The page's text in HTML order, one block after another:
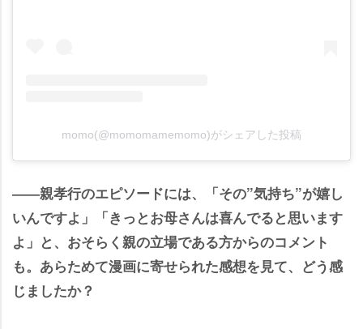
momo(@momomamemomo)がシェアした投稿
――親孝行のエピソードには、「その”気持ち”が嬉し
いんですよ」「きっとお母さんは喜んでると思います
よ」と、おそらく親の立場である方からのコメント
も。あらためて漫画に寄せられた感想を見て、どう感
じましたか？